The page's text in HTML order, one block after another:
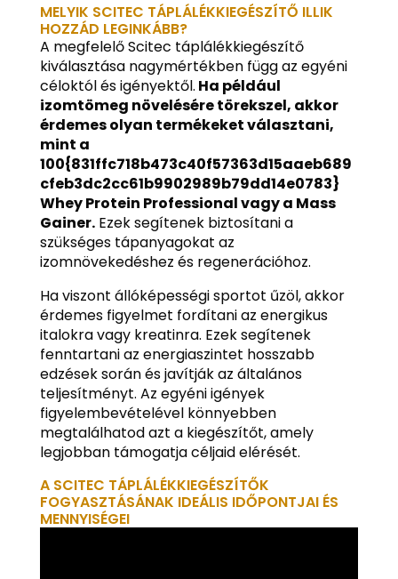
MELYIK SCITEC TÁPLÁLÉKKIEGÉSZÍTŐ ILLIK
HOZZÁD LEGINKÁBB?
A megfelelő Scitec táplálékkiegészítő
kiválasztása nagymértékben függ az egyéni
céloktól és igényektől. Ha például
izomtömeg növelésére törekszel, akkor
érdemes olyan termékeket választani,
mint a
100{831ffc718b473c40f57363d15aaeb689
cfeb3dc2cc61b9902989b79dd14e0783}
Whey Protein Professional vagy a Mass
Gainer.Ezek segítenek biztosítani a
szükséges tápanyagokat az
izomnövekedéshez és regenerációhoz.
Ha viszont állóképességi sportot űzöl, akkor
érdemes figyelmet fordítani az energikus
italokra vagy kreatinra. Ezek segítenek
fenntartani az energiaszintet hosszabb
edzések során és javítják az általános
teljesítményt. Az egyéni igények
figyelembevételével könnyebben
megtalálhatod azt a kiegészítőt, amely
legjobban támogatja céljaid elérését.
A SCITEC TÁPLÁLÉKKIEGÉSZÍTŐK
FOGYASZTÁSÁNAK IDEÁLIS IDŐPONTJAI ÉS
MENNYISÉGEI